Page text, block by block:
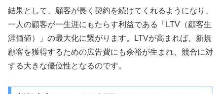
結果として、顧客が長く契約を続けてくれるようになり、
一人の顧客が一生涯にもたらす利益である「LTV（顧客生
涯価値）」の最大化に繋がります。LTVが高まれば、新規
顧客を獲得するための広告費にも余裕が生まれ、競合に対
する大きな優位性となるのです。